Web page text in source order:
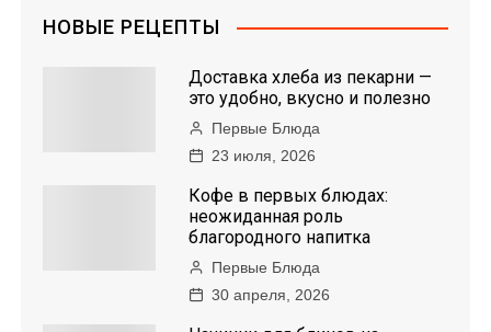
НОВЫЕ РЕЦЕПТЫ
Доставка хлеба из пекарни —
это удобно, вкусно и полезно
Первые Блюда
23 июля, 2026
Кофе в первых блюдах:
неожиданная роль
благородного напитка
Первые Блюда
30 апреля, 2026